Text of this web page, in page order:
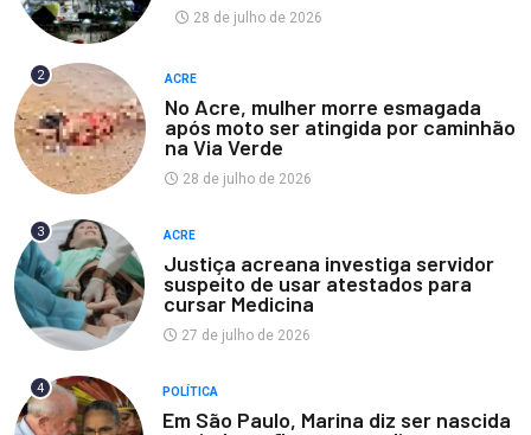
28 de julho de 2026
2 ACRE
No Acre, mulher morre esmagada
após moto ser atingida por caminhão
na Via Verde
28 de julho de 2026
3 ACRE
Justiça acreana investiga servidor
suspeito de usar atestados para
cursar Medicina
27 de julho de 2026
4 POLÍTICA
Em São Paulo, Marina diz ser nascida